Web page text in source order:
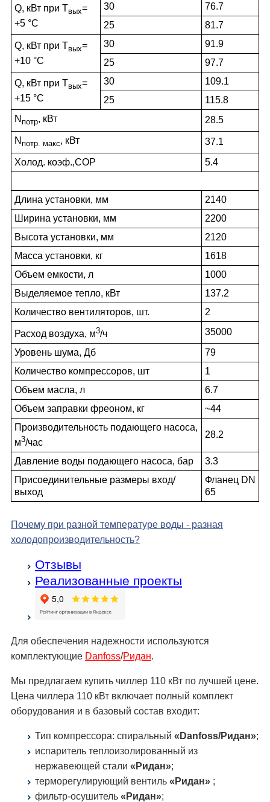
Q, кВт при Твых=
+5 °С
30
76.7
25
81.7
Q, кВт при Твых=
+10 °С
30
91.9
25
97.7
Q, кВт при Твых=
+15 °С
30
109.1
25
115.8
N потр, кВт
28.5
N потр. макс, кВт
37.1
Холод. коэф.,COP
5.4
Длина установки, мм
2140
Ширина установки, мм
2200
Высота установки, мм
2120
Масса установки, кг
1618
Объем емкости, л
1000
Выделяемое тепло, кВт
137.2
Количество вентиляторов, шт.
2
Расход воздуха, м3/ч
35000
Уровень шума, Дб
79
Количество компрессоров, шт
1
Объем масла, л
6.7
Объем заправки фреоном, кг
~44
Производительность подающего насоса,
м3/час
28.2
Давление воды подающего насоса, бар
3.3
Присоединительные размеры вход/
выход
Фланец DN
65
Почему при разной температуре воды - разная
холодо­производительность?
Отзывы
Реализованные проекты
Для обеспечения надежности используются
комплектующие Danfoss/Ридан.
Мы предлагаем купить чиллер 110 кВт по лучшей цене.
Цена чиллера 110 кВт включает полный комплект
оборудования и в базовый состав входит:
Тип компрессора: спиральный «Danfoss/Ридан»;
испаритель теплоизолированный из
нержавеющей стали «Ридан»;
терморегулирующий вентиль «Ридан» ;
фильтр-осушитель «Ридан»;